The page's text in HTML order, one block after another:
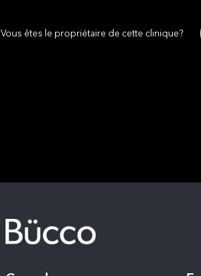
Vous êtes le propriétaire de cette clinique?